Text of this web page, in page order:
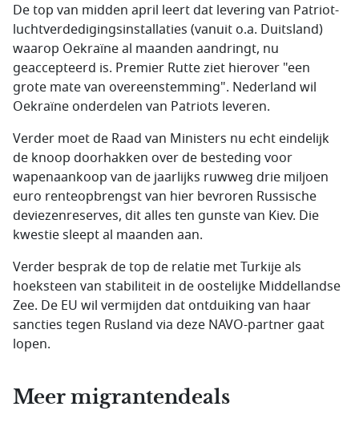
De top van midden april leert dat levering van Patriot-
luchtverdedigingsinstallaties (vanuit o.a. Duitsland)
waarop Oekraïne al maanden aandringt, nu
geaccepteerd is. Premier Rutte ziet hierover "een
grote mate van overeenstemming". Nederland wil
Oekraïne onderdelen van Patriots leveren.
Verder moet de Raad van Ministers nu echt eindelijk
de knoop doorhakken over de besteding voor
wapenaankoop van de jaarlijks ruwweg drie miljoen
euro renteopbrengst van hier bevroren Russische
deviezenreserves, dit alles ten gunste van Kiev. Die
kwestie sleept al maanden aan.
Verder besprak de top de relatie met Turkije als
hoeksteen van stabiliteit in de oostelijke Middellandse
Zee. De EU wil vermijden dat ontduiking van haar
sancties tegen Rusland via deze NAVO-partner gaat
lopen.
Meer migrantendeals